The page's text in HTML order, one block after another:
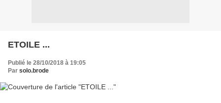
ETOILE ...
Publié le 28/10/2018 à 19:05
Par solo.brode